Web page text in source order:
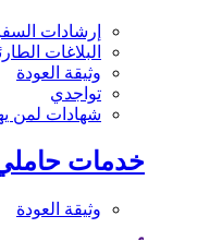
إرشادات
البلاغات
وثيقة العودة
تواجدي
شهادات لمن
خدمات حاملي
وثيقة العودة